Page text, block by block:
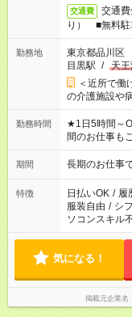
交通費
交通
り） ■無料駐
勤務地
東京都品川区
目黒駅 / 天
＜近所で働
の介護施設や
勤務時間
★1日5時間～
間のお仕事も
庭の都合でお
週最低15時間
期間 長期のお仕事
特徴 日払いOK / 履
服装自由 / シ
ソコンスキル
気になる！
掲載元企業名